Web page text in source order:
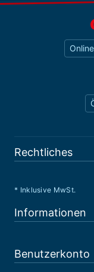
Rechtliches
* Inklusive MwSt.
Informationen
Benutzerkonto